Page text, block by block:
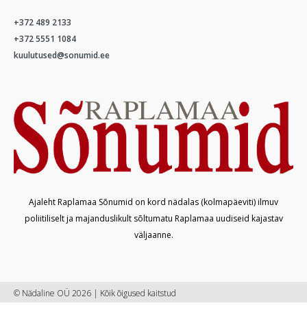
+372 489 2133
+372 5551 1084
kuulutused@sonumid.ee
Ajaleht Raplamaa Sõnumid on kord nädalas (kolmapäeviti) ilmuv
poliitiliselt ja majanduslikult sõltumatu Raplamaa uudiseid kajastav
väljaanne.
© Nädaline OÜ 2026 | Kõik õigused kaitstud